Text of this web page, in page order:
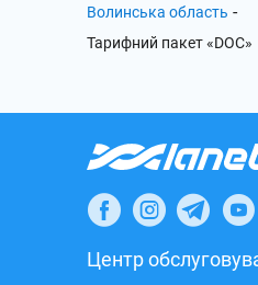
Волинська область -
Тарифний пакет «DOC»
Центр